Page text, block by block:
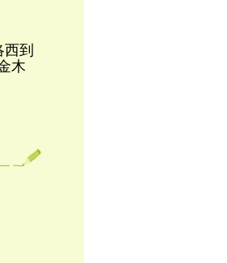
到
木